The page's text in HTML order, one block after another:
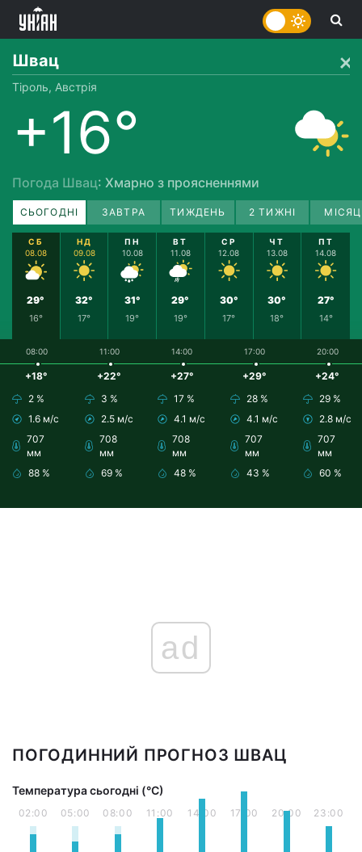
Швац
Тіроль, Австрія
+16°
Погода Швац: Хмарно з проясненнями
СЬОГОДНІ ЗАВТРА ТИЖДЕНЬ 2 ТИЖНІ
СБ
08.08
29°
16°
НД
09.08
32°
17°
ПН
10.08
31°
19°
ВТ
11.08
29°
19°
СР
12.08
30°
17°
ЧТ
13.08
30°
18°
ПТ
14.08
27°
14°
08:00
+18°
2 %
1.6 м/с
707
мм
88 %
11:00
+22°
3 %
2.5 м/с
708
мм
69 %
14:00
+27°
17 %
4.1 м/с
708
мм
48 %
17:00
+29°
28 %
4.1 м/с
707
мм
43 %
20:00
+24°
29 %
2.8 м/с
707
мм
60 %
ad
ПОГОДИННИЙ ПРОГНОЗ ШВАЦ
Температура сьогодні (°С)
02:00 05:00 08:00 11:00 14:00 17:00 20:00 23:00